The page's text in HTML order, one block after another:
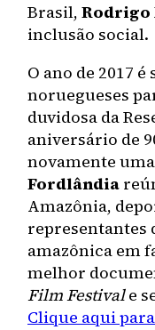
Brasil, Rodrigo
inclusão social.
O ano de 2017
noruegueses
duvidosa da
aniversário de
novamente
Fordlândia
Amazônia,
representantes
amazônica em
melhor
Film Festivale
Clique aqui